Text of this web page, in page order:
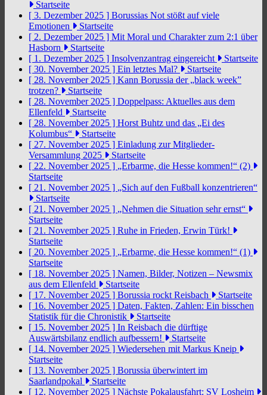
Startseite
[ 3. Dezember 2025 ] Borussias Not stößt auf viele
Emotionen
Startseite
[ 2. Dezember 2025 ] Mit Moral und Charakter zum 2:1 über
Hasborn
Startseite
[ 1. Dezember 2025 ] Insolvenzantrag eingereicht
Startseite
[ 30. November 2025 ] Ein letztes Mal?
Startseite
[ 28. November 2025 ] Kann Borussia der „black week”
trotzen?
Startseite
[ 28. November 2025 ] Doppelpass: Aktuelles aus dem
Ellenfeld
Startseite
[ 28. November 2025 ] Horst Buhtz und das „Ei des
Kolumbus“
Startseite
[ 27. November 2025 ] Einladung zur Mitglieder-
Versammlung 2025
Startseite
[ 22. November 2025 ] „Erbarme, die Hesse kommen!“ (2)
Startseite
[ 21. November 2025 ] „Sich auf den Fußball konzentrieren“
Startseite
[ 21. November 2025 ] „Nehmen die Situation sehr ernst“
Startseite
[ 21. November 2025 ] Ruhe in Frieden, Erwin Türk!
Startseite
[ 20. November 2025 ] „Erbarme, die Hesse kommen!“ (1)
Startseite
[ 18. November 2025 ] Namen, Bilder, Notizen – Newsmix
aus dem Ellenfeld
Startseite
[ 17. November 2025 ] Borussia rockt Reisbach
Startseite
[ 16. November 2025 ] Daten, Fakten, Zahlen: Ein bisschen
Statistik für die Chronistik
Startseite
[ 15. November 2025 ] In Reisbach die dürftige
Auswärtsbilanz endlich aufbessern!
Startseite
[ 14. November 2025 ] Wiedersehen mit Markus Kneip
Startseite
[ 13. November 2025 ] Borussia überwintert im
Saarlandpokal
Startseite
[ 12. November 2025 ] Nächste Pokalausfahrt: SV Losheim